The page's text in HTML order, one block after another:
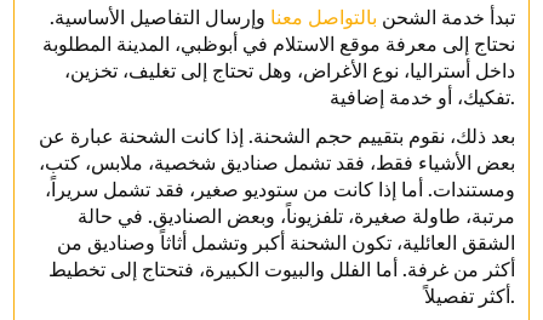
تبدأ خدمة الشحن بالتواصل معنا وإرسال التفاصيل الأساسية.
نحتاج إلى معرفة موقع الاستلام في أبوظبي، المدينة المطلوبة
داخل أستراليا، نوع الأغراض، وهل تحتاج إلى تغليف، تخزين،
تفكيك، أو خدمة إضافية.
بعد ذلك، نقوم بتقييم حجم الشحنة. إذا كانت الشحنة عبارة عن
بعض الأشياء فقط، فقد تشمل صناديق شخصية، ملابس، كتب،
ومستندات. أما إذا كانت من ستوديو صغير، فقد تشمل سريراً،
مرتبة، طاولة صغيرة، تلفزيوناً، وبعض الصناديق. في حالة
الشقق العائلية، تكون الشحنة أكبر وتشمل أثاثاً وصناديق من
أكثر من غرفة. أما الفلل والبيوت الكبيرة، فتحتاج إلى تخطيط
أكثر تفصيلاً.